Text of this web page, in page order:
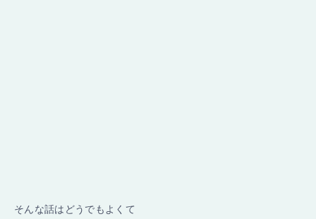
そんな話はどうでもよくて